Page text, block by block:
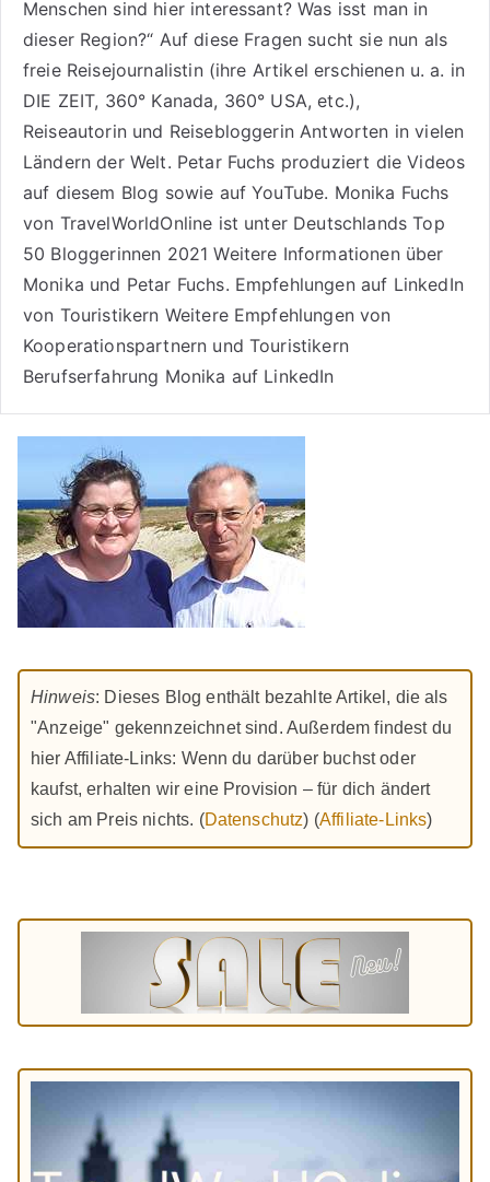
Menschen sind hier interessant? Was isst man in
dieser Region?“ Auf diese Fragen sucht sie nun als
freie Reisejournalistin (ihre Artikel erschienen u. a. in
DIE ZEIT, 360° Kanada, 360° USA, etc.),
Reiseautorinund Reisebloggerin Antworten in vielen
Ländern der Welt. Petar Fuchs produziert die Videos
auf diesem Blog sowie aufYouTube. Monika Fuchs
von TravelWorldOnline ist unter Deutschlands Top
50 Bloggerinnen 2021 Weitere Informationen über
Monika und Petar Fuchs. Empfehlungen auf LinkedIn
von Touristikern Weitere Empfehlungen von
Kooperationspartnern und Touristikern
Berufserfahrung Monika auf LinkedIn
Hinweis: Dieses Blog enthält bezahlte Artikel, die als
"Anzeige" gekennzeichnet sind. Außerdem findest du
hier Affiliate-Links: Wenn du darüber buchst oder
kaufst, erhalten wir eine Provision – für dich ändert
sich am Preis nichts. (Datenschutz) (Affiliate-Links)